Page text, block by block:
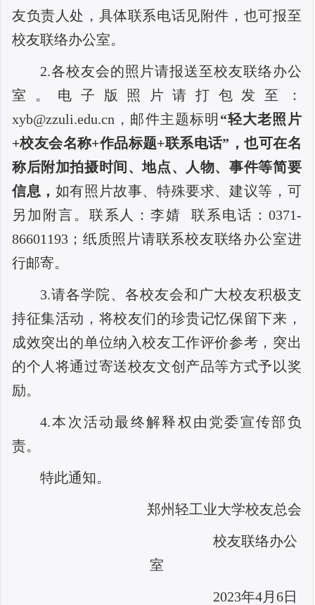
友负责人处，具体联系电话见附件，也可报至
校友联络办公室。
2.各校友会的照片请报送至校友联络办公
室。电子版照片请打包发至：
xyb@zzuli.edu.cn ，邮件主题标明 “轻大老照片
+校友会名称+作品标题+联系电话”，也可在名
称后附加拍摄时间、地点、人物、事件等简要
信息， 如有照片故事、特殊要求、建议等，可
另加附言。联系人：李婧 联系电话： 0371-
86601193；纸质照片请联系校友联络办公室进
行邮寄。
3.请各学院、各校友会和广大校友积极支
持征集活动，将校友们的珍贵记忆保留下来，
成效突出的单位纳入校友工作评价参考，突出
的个人将通过寄送校友文创产品等方式予以奖
励。
4.本次活动最终解释权由党委宣传部负
责。
特此通知。
郑州轻工业大学校友总会
校友联络办公
室
2023年4月6日